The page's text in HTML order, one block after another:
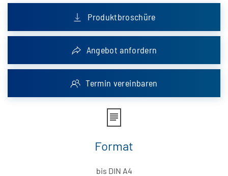
Produktbroschüre
Angebot anfordern
Termin vereinbaren
Format
bis DIN A4